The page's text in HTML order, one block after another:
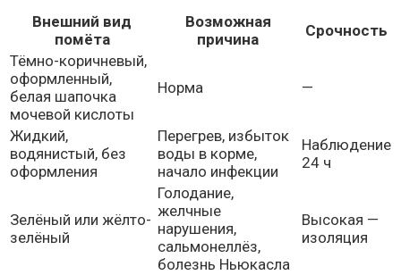
Внешний вид
помёта
Возможная
причина
Срочность
Тёмно-коричневый,
оформленный,
белая шапочка
мочевой кислоты
Норма —
Жидкий,
водянистый, без
оформления
Перегрев, избыток
воды в корме,
начало инфекции
Наблюдение
24 ч
Зелёный или жёлто-
зелёный
Голодание,
желчные
нарушения,
сальмонеллёз,
болезнь Ньюкасла
Высокая —
изоляция